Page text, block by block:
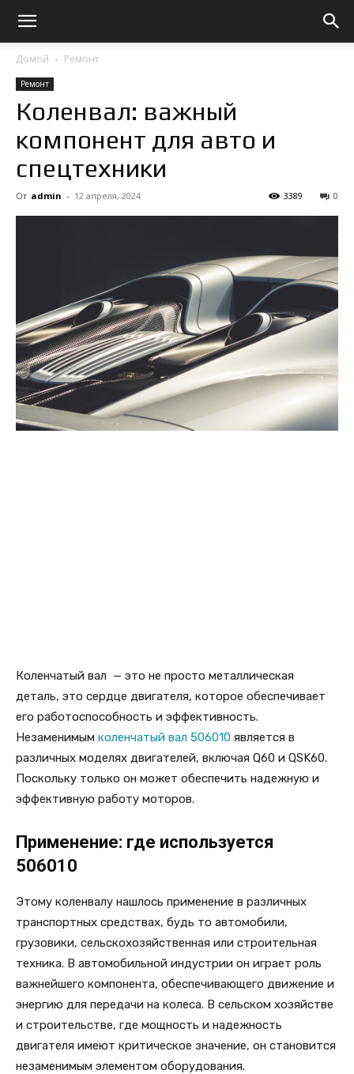
Домой Ремонт
Ремонт
Коленвал: важный
компонент для авто и
спецтехники
От admin - 12 апреля, 2024 0
3389
Коленчатый вал — это не просто металлическая
деталь, это сердце двигателя, которое обеспечивает
его работоспособность и эффективность.
Незаменимым коленчатый вал 506010 является в
различных моделях двигателей, включая Q60 и QSK60.
Поскольку только он может обеспечить надежную и
эффективную работу моторов.
Применение: где используется
506010
Этому коленвалу нашлось применение в различных
транспортных средствах, будь то автомобили,
грузовики, сельскохозяйственная или строительная
техника. В автомобильной индустрии он играет роль
важнейшего компонента, обеспечивающего движение и
энергию для передачи на колеса. В сельском хозяйстве
и строительстве, где мощность и надежность
двигателя имеют критическое значение, он становится
незаменимым элементом оборудования.